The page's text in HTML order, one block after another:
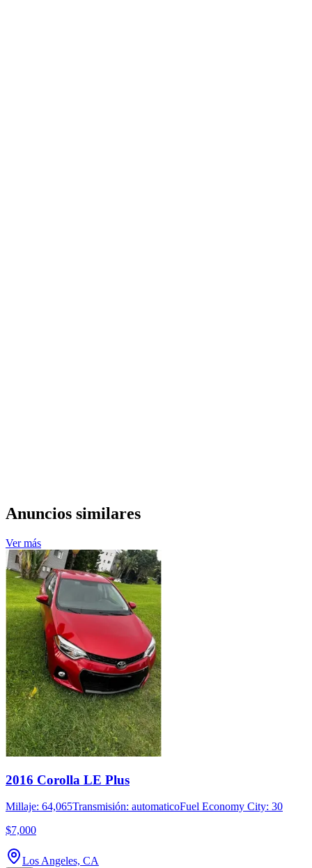
Anuncios similares
Ver más
2016 Corolla LE Plus
Millaje: 64,065Transmisión: automaticoFuel Economy City: 30
$7,000
Los Angeles, CA